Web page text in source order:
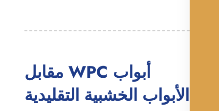
أبواب WPC مقابل
الأبواب الخشبية التقليدية